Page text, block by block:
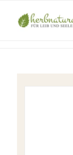
Shop
Sie sind hier: Startseite